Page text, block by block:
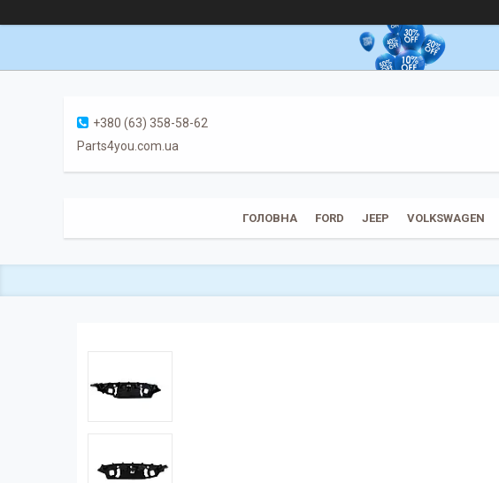
+380 (63) 358-58-62
Parts4you.com.ua
ГОЛОВНА FORD JEEP VOLKSWAGEN